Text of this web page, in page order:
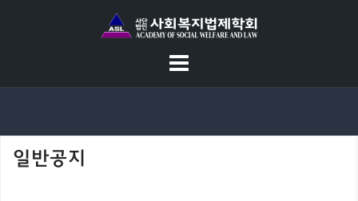
c
일반공지